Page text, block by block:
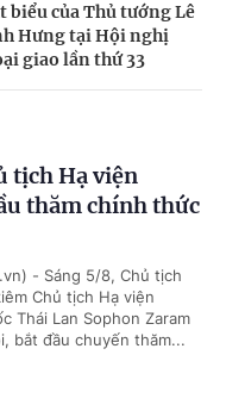
biểu của Thủ tướng Lê
Hưng tại Hội nghị
giao lần thứ 33
tịch Hạ viện
thăm chính thức
- Sáng 5/8, Chủ tịch
Chủ tịch Hạ viện
Thái Lan Sophon Zaram
bắt đầu chuyến thăm...